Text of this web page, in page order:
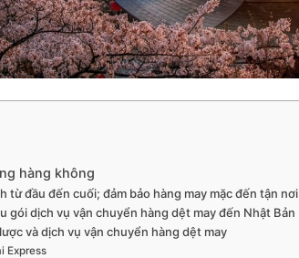
hàng không
từ đầu đến cuối; đảm bảo hàng may mặc đến tận nơi
gói dịch vụ vận chuyển hàng dệt may đến Nhật Bản
và dịch vụ vận chuyển hàng dệt may
Express